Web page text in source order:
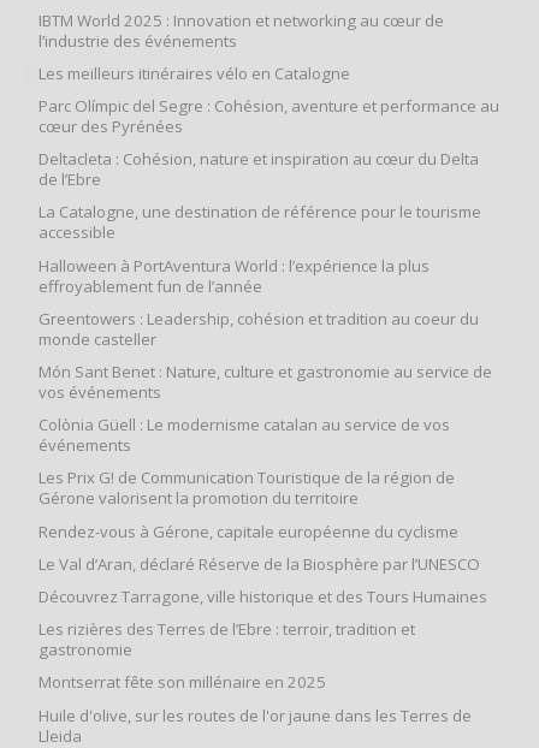
IBTM World 2025 : Innovation et networking au cœur de
l’industrie des événements
Les meilleurs itinéraires vélo en Catalogne
Parc Olímpic del Segre : Cohésion, aventure et performance au
cœur des Pyrénées
Deltacleta : Cohésion, nature et inspiration au cœur du Delta
de l’Ebre
La Catalogne, une destination de référence pour le tourisme
accessible
Halloween à PortAventura World : l’expérience la plus
effroyablement fun de l’année
Greentowers : Leadership, cohésion et tradition au coeur du
monde casteller
Món Sant Benet : Nature, culture et gastronomie au service de
vos événements
Colònia Güell : Le modernisme catalan au service de vos
événements
Les Prix G! de Communication Touristique de la région de
Gérone valorisent la promotion du territoire
Rendez-vous à Gérone, capitale européenne du cyclisme
Le Val d’Aran, déclaré Réserve de la Biosphère par l’UNESCO
Découvrez Tarragone, ville historique et des Tours Humaines
Les rizières des Terres de l’Ebre : terroir, tradition et
gastronomie
Montserrat fête son millénaire en 2025
Huile d'olive, sur les routes de l'or jaune dans les Terres de
Lleida